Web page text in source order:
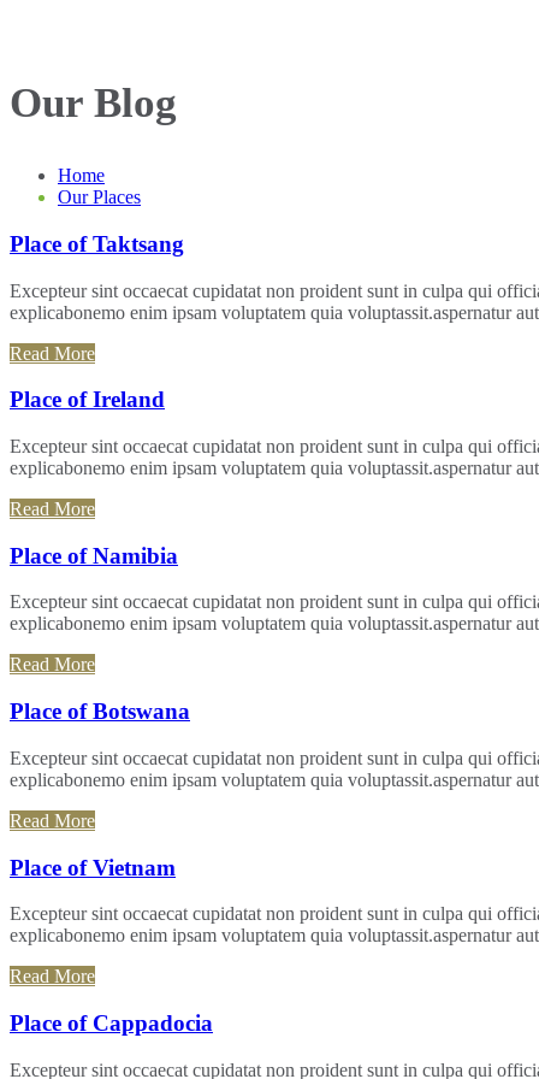
Our Blog
Home
Our Places
Place of Taktsang
Excepteur sint occaecat cupidatat non proident sunt in culpa qui
explicabonemo enim ipsam voluptatem quia voluptassit.aspernatur
Read More
Place of Ireland
Excepteur sint occaecat cupidatat non proident sunt in culpa qui
explicabonemo enim ipsam voluptatem quia voluptassit.aspernatur
Read More
Place of Namibia
Excepteur sint occaecat cupidatat non proident sunt in culpa qui
explicabonemo enim ipsam voluptatem quia voluptassit.aspernatur
Read More
Place of Botswana
Excepteur sint occaecat cupidatat non proident sunt in culpa qui
explicabonemo enim ipsam voluptatem quia voluptassit.aspernatur
Read More
Place of Vietnam
Excepteur sint occaecat cupidatat non proident sunt in culpa qui
explicabonemo enim ipsam voluptatem quia voluptassit.aspernatur
Read More
Place of Cappadocia
Excepteur sint occaecat cupidatat non proident sunt in culpa qui